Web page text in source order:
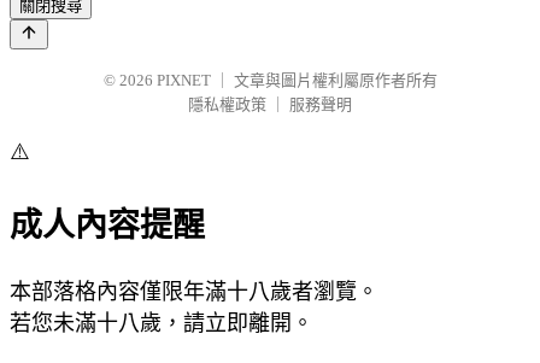
關閉搜尋
© 2026 PIXNET
文章與圖片權利屬原作者所有
隱私權政策
服務聲明
⚠️
成人內容提醒
本部落格內容僅限年滿十八歲者瀏覽。
若您未滿十八歲，請立即離開。